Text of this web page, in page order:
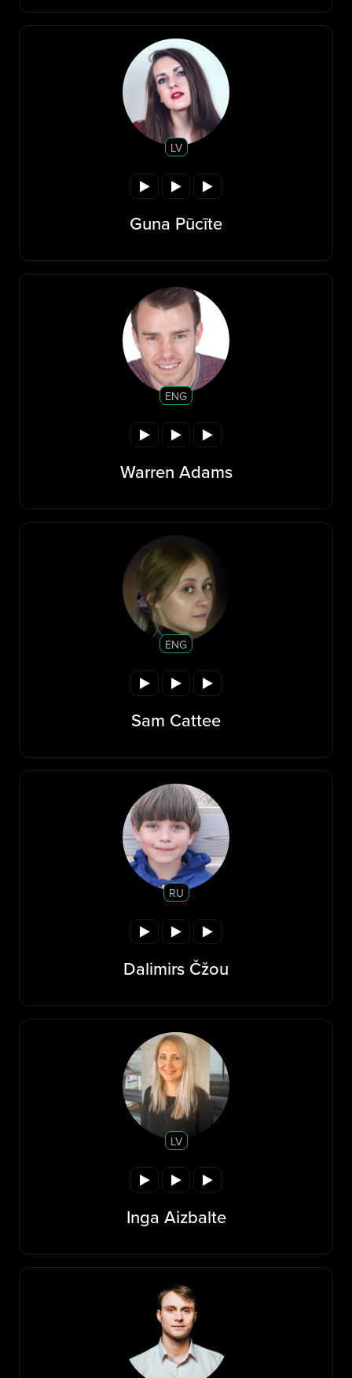
LV
Guna Pūcīte
ENG
Warren Adams
ENG
Sam Cattee
RU
Dalimirs Čžou
LV
Inga Aizbalte